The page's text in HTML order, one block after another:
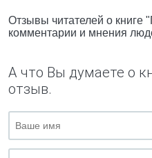
Отзывы читателей о книге
комментарии и мнения
А что Вы думаете о
отзыв.